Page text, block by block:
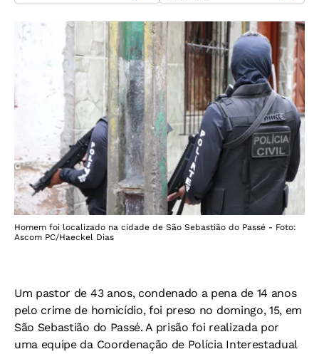
Homem foi localizado na cidade de São Sebastião do Passé - Foto:
Ascom PC/Haeckel Dias
Um pastor de 43 anos, condenado a pena de 14 anos
pelo crime de homicídio, foi preso no domingo, 15, em
São Sebastião do Passé. A prisão foi realizada por
uma equipe da Coordenação de Polícia Interestadual